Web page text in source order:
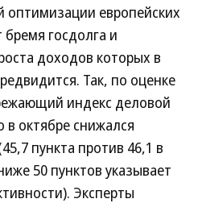
оптимизации европейских
госдолга и
доходов которых в
Так, по оценке
индекс деловой
в октябре снижался
пункта против 46,1 в
50 пунктов указывает
Эксперты